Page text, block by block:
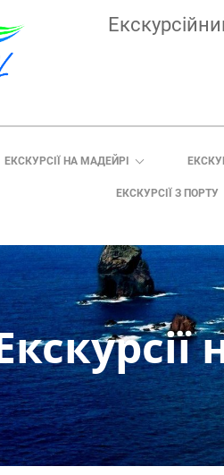
ЕКСКУРСІЇ НА МАДЕЙРІ
ЕКСКУРСІЇ З ПОРТУ